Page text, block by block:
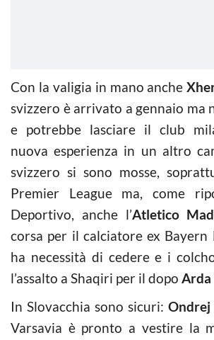
Con la valigia in mano anche
svizzero è arrivato a gennaio ma
e potrebbe lasciare il club
nuova esperienza in un altro
svizzero si sono mosse,
Premier League ma, come
Deportivo, anche l’Atletico
corsa per il calciatore ex Bayern
ha necessità di cedere e i
l’assalto a Shaqiri per il dopo Arda
In Slovacchia sono sicuri: Ondrej
Varsavia è pronto a vestire la